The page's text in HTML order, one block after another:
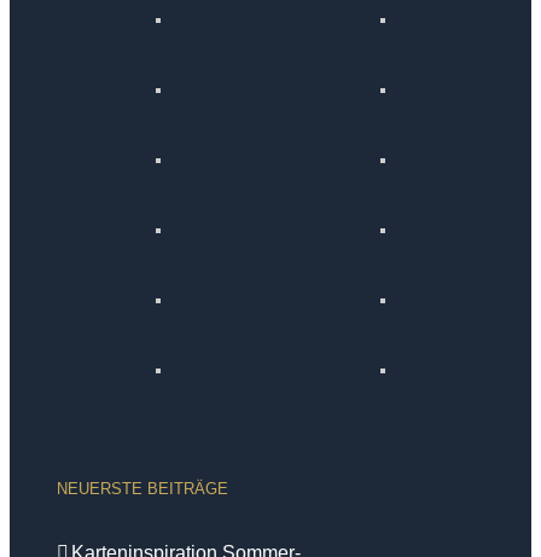
NEUERSTE BEITRÄGE
Karteninspiration Sommer-